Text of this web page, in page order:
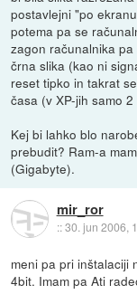
postavlejni "po
potema pa se
zagon računalnika
črna slika (kao ni
reset tipko in takrat
časa (v XP-jih samo
Kej bi lahko blo
prebudit? Ram-a
(Gigabyte).
mir_ror
::30. jun 2006,
meni pa pri inštalaciji
4bit. Imam pa Ati